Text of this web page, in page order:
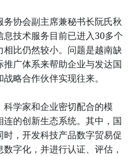
协会副主席兼秘书长阮氏秋
技术服务目前已进入30多个
比仍然较小。问题是越南缺
广体系来帮助企业与发达国
略合作伙伴实现往来。
学家和企业密切配合的模
的创新生态系统。其中，国
，开发科技产品数字贸易促
字化，并进行认证、评估，